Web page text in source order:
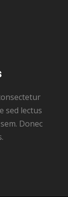
sed lectus
Donec